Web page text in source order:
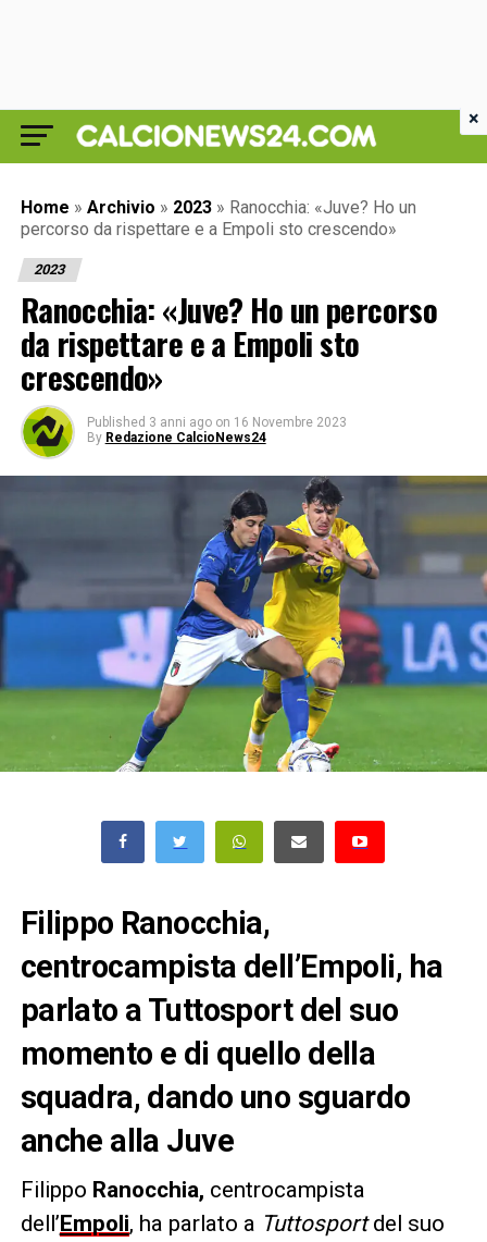
Home » Archivio » 2023 » Ranocchia: «Juve? Ho un
percorso da rispettare e a Empoli sto crescendo»
2023
Ranocchia: «Juve? Ho un percorso
da rispettare e a Empoli sto
crescendo»
Published 3 anni ago on 16 Novembre 2023
By Redazione CalcioNews24
Filippo Ranocchia,
centrocampista dell’Empoli, ha
parlato a Tuttosport del suo
momento e di quello della
squadra, dando uno sguardo
anche alla Juve
Filippo Ranocchia, centrocampista
dell’Empoli, ha parlato a Tuttosportdel suo
×